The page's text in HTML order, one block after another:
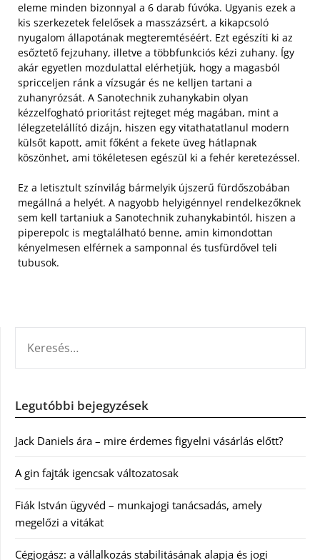
eleme minden bizonnyal a 6 darab fúvóka. Ugyanis ezek a
kis szerkezetek felelősek a masszázsért, a kikapcsoló
nyugalom állapotának megteremtéséért. Ezt egészíti ki az
esőztető fejzuhany, illetve a többfunkciós kézi zuhany. Így
akár egyetlen mozdulattal elérhetjük, hogy a magasból
spricceljen ránk a vízsugár és ne kelljen tartani a
zuhanyrózsát. A Sanotechnik zuhanykabin olyan
kézzelfogható prioritást rejteget még magában, mint a
lélegzetelállító dizájn, hiszen egy vitathatatlanul modern
külsőt kapott, amit főként a fekete üveg hátlapnak
köszönhet, ami tökéletesen egészül ki a fehér keretezéssel.
Ez a letisztult színvilág bármelyik újszerű fürdőszobában
megállná a helyét. A nagyobb helyigénnyel rendelkezőknek
sem kell tartaniuk a Sanotechnik zuhanykabintól, hiszen a
piperepolc is megtalálható benne, amin kimondottan
kényelmesen elférnek a samponnal és tusfürdővel teli
tubusok.
Legutóbbi bejegyzések
Jack Daniels ára – mire érdemes figyelni vásárlás előtt?
A gin fajták igencsak változatosak
Fiák István ügyvéd – munkajogi tanácsadás, amely
megelőzi a vitákat
Cégjogász: a vállalkozás stabilitásának alapja és jogi